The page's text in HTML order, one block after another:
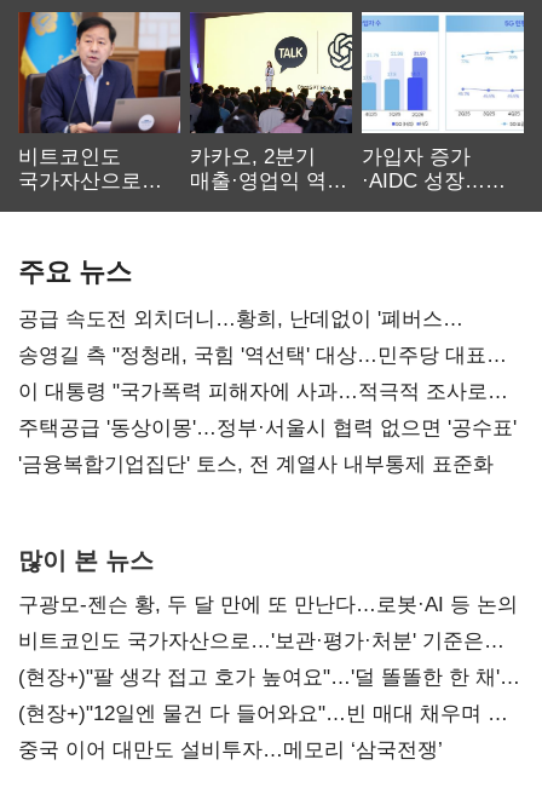
비트코인도
국가자산으로…'
카카오, 2분기
매출·영업익 역대
가입자 증가
·AIDC 성장…
주요 뉴스
공급 속도전 외치더니…황희, 난데없이 '폐버스
리모델링' 제안
송영길 측 "정청래, 국힘 '역선택' 대상…민주당 대표로
총선 지휘 못해"
이 대통령 "국가폭력 피해자에 사과…적극적 조사로
진실 밝혀야"
주택공급 '동상이몽'…정부·서울시 협력 없으면 '공수표'
'금융복합기업집단' 토스, 전 계열사 내부통제 표준화
많이 본 뉴스
구광모-젠슨 황, 두 달 만에 또 만난다…로봇·AI 등 논의
비트코인도 국가자산으로…'보관·평가·처분' 기준은
숙제
(현장+)"팔 생각 접고 호가 높여요"…'덜 똘똘한 한 채'
20억 키맞추기
(현장+)"12일엔 물건 다 들어와요"…빈 매대 채우며 문
연 홈플러스
중국 이어 대만도 설비투자…메모리 ‘삼국전쟁’